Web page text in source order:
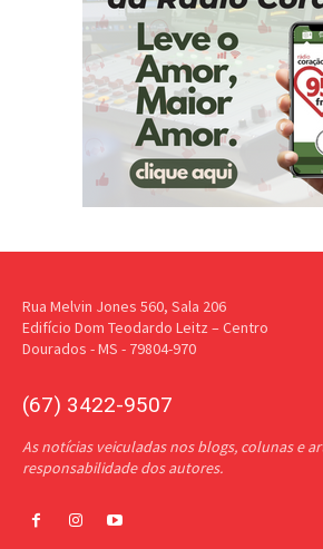
Rua Melvin Jones 560, Sala 206
Edifício Dom Teodardo Leitz – Centro
Dourados - MS - 79804-970
(67) 3422-9507
As notícias veiculadas nos blogs, colunas e
responsabilidade dos autores.